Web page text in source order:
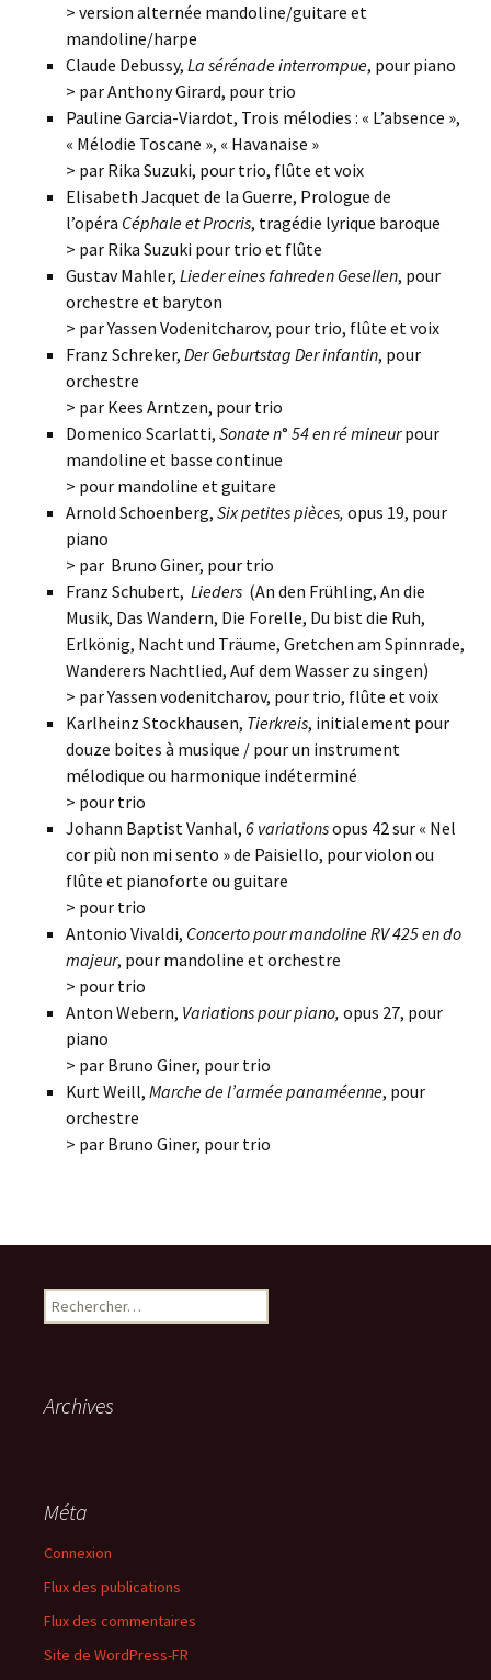
> version alternée mandoline/guitare et
mandoline/harpe
Claude Debussy, La sérénade interrompue, pour piano
> par Anthony Girard, pour trio
Pauline Garcia-Viardot, Trois mélodies : « L’absence »,
« Mélodie Toscane », « Havanaise »
> par Rika Suzuki, pour trio, flûte et voix
Elisabeth Jacquet de la Guerre, Prologue de
l’opéra Céphale et Procris, tragédie lyrique baroque
> par Rika Suzuki pour trio et flûte
Gustav Mahler, Lieder eines fahreden Gesellen, pour
orchestre et baryton
> par Yassen Vodenitcharov, pour trio, flûte et voix
Franz Schreker, Der Geburtstag Der infantin, pour
orchestre
> par Kees Arntzen, pour trio
Domenico Scarlatti, Sonate n° 54en ré mineurpour
mandoline et basse continue
> pour mandoline et guitare
Arnold Schoenberg, Six petites pièces, opus 19, pour
piano
> par Bruno Giner, pour trio
Franz Schubert, Lieders (An den Frühling, An die
Musik, Das Wandern, Die Forelle, Du bist die Ruh,
Erlkönig, Nacht und Träume, Gretchen am Spinnrade,
Wanderers Nachtlied, Auf dem Wasser zu singen)
> par Yassen vodenitcharov, pour trio, flûte et voix
Karlheinz Stockhausen, Tierkreis, initialement pour
douze boites à musique / pour un instrument
mélodique ou harmonique indéterminé
> pour trio
Johann Baptist Vanhal, 6 variationsopus 42 sur « Nel
cor più non mi sento » de Paisiello, pour violon ou
flûte et pianoforte ou guitare
> pour trio
Antonio Vivaldi, Concerto pour mandoline RV 425 en do
majeur, pour mandoline et orchestre
> pour trio
Anton Webern, Variations pour piano, opus 27, pour
piano
> par Bruno Giner, pour trio
Kurt Weill, Marche de l’armée panaméenne, pour
orchestre
> par Bruno Giner, pour trio
Rechercher :
Archives
Méta
Connexion
Flux des publications
Flux des commentaires
Site de WordPress-FR